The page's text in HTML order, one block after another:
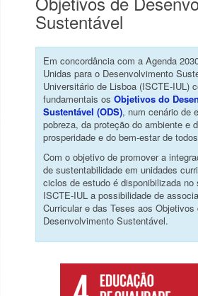
Sustentável
Em concordância com a Agenda
Unidas para o Desenvolvimento
Universitário de Lisboa (ISCTE-IUL)
fundamentais os Objetivos do
Sustentável (ODS), num cenário de
pobreza, da proteção do ambiente e
prosperidade e do bem-estar de
Com o objetivo de promover a
de sustentabilidade em unidades
ciclos de estudo é disponibilizada no
ISCTE-IUL a possibilidade de
Curricular e das Teses aos Objetivos
Desenvolvimento Sustentável.